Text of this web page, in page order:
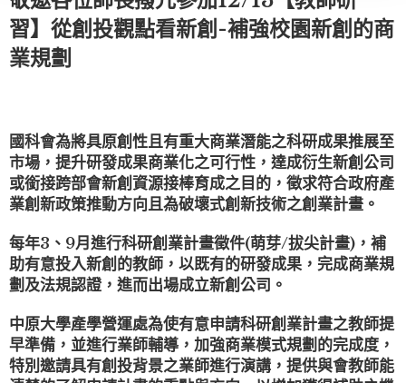
習】從創投觀點看新創-補強校園新創的商
業規劃
國科會為將具原創性且有重大商業潛能之科研成果推展至
市場，提升研發成果商業化之可行性，達成衍生新創公司
或銜接跨部會新創資源接棒育成之目的，徵求符合政府產
業創新政策推動方向且為破壞式創新技術之創業計畫。
每年3、9月進行科研創業計畫徵件(萌芽/拔尖計畫)，補
助有意投入新創的教師，以既有的研發成果，完成商業規
劃及法規認證，進而出場成立新創公司。
中原大學產學營運處為使有意申請科研創業計畫之教師提
早準備，並進行業師輔導，加強商業模式規劃的完成度，
特別邀請具有創投背景之業師進行演講，提供與會教師能